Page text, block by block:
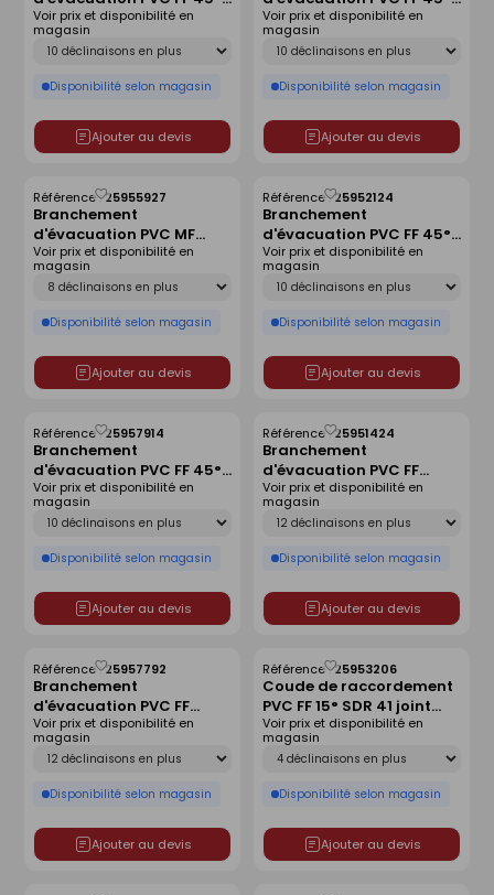
SDR 34 joint monté -
D250x200
Déclinaison
Disponibilité selon magasin
Voir prix et disponibilité en
magasin
Ajouter au devis
SDR 34 joint monté -
D315x125
Déclinaison
Disponibilité selon magasin
Voir prix et disponibilité en
magasin
Ajouter au devis
Branchement
d'évacuation PVC MF
87°30 SDR 41 joint monté
- D250x200
Référence :25955927
Déclinaison
Disponibilité selon magasin
Voir prix et disponibilité en
magasin
Ajouter au devis
Enregistrer
comme
liste
Branchement
d'évacuation PVC FF 45°
SDR 34 joint monté -
D250x160
Référence :25952124
Déclinaison
Disponibilité selon magasin
Voir prix et disponibilité en
magasin
Ajouter au devis
Enregistrer
comme
liste
Branchement
d'évacuation PVC FF 45°
SDR 34 joint monté -
D315x200
Référence :25957914
Déclinaison
Disponibilité selon magasin
Voir prix et disponibilité en
magasin
Ajouter au devis
Enregistrer
comme
liste
Branchement
d'évacuation PVC FF
87°30 SDR 41 joint monté
- D200x160
Référence :25951424
Déclinaison
Disponibilité selon magasin
Voir prix et disponibilité en
magasin
Ajouter au devis
Enregistrer
comme
liste
Branchement
d'évacuation PVC FF
87°30 SDR 41 joint monté
- D315x250
Référence :25957792
Déclinaison
Disponibilité selon magasin
Voir prix et disponibilité en
magasin
Ajouter au devis
Enregistrer
comme
liste
Coude de raccordement
PVC FF 15° SDR 41 joint
monté - D160
Référence :25953206
Déclinaison
Disponibilité selon magasin
Voir prix et disponibilité en
magasin
Ajouter au devis
Enregistrer
comme
liste